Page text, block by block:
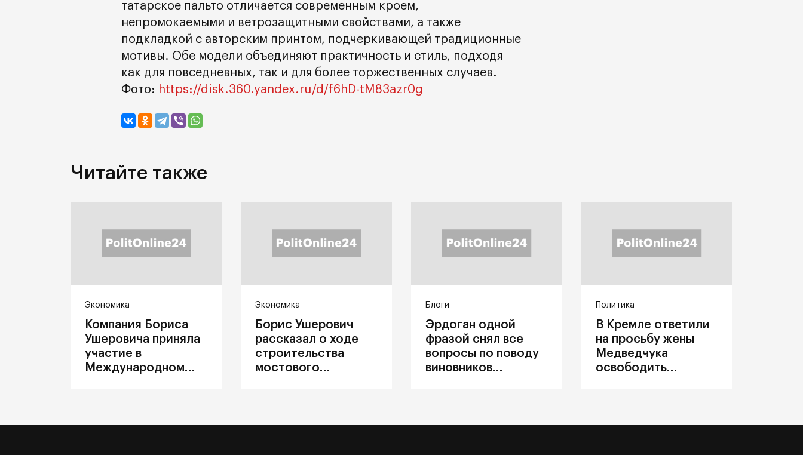
татарское пальто отличается современным кроем,
непромокаемыми и ветрозащитными свойствами, а также
подкладкой с авторским принтом, подчеркивающей традиционные
мотивы. Обе модели объединяют практичность и стиль, подходя
как для повседневных, так и для более торжественных случаев.
Фото: https://disk.360.yandex.ru/d/f6hD-tM83azr0g
Читайте также
Экономика
Компания Бориса
Ушеровича приняла
участие в
Международном
Экономика
Борис Ушерович
рассказал о ходе
строительства
мостового
Блоги
Эрдоган одной
фразой снял все
вопросы по поводу
виновников
Политика
В Кремле ответили
на просьбу жены
Медведчука
освободить